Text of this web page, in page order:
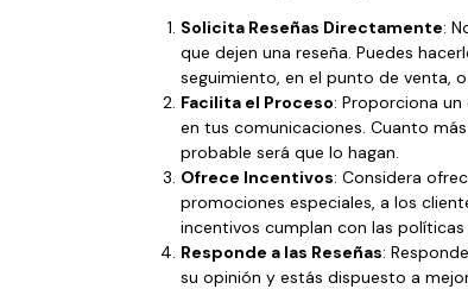
Solicita Reseñas Directamente:
que dejen una reseña. Puedes
seguimiento, en el punto de venta,
Facilita el Proceso: Proporciona
en tus comunicaciones. Cuanto
probable será que lo hagan.
Ofrece Incentivos: Considera
promociones especiales, a los
incentivos cumplan con las políticas
Responde a las Reseñas:
su opinión y estás dispuesto a